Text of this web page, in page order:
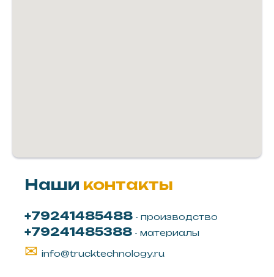
Наши контакты
+79241485488 - производство
+79241485388 - материалы
✉ info@trucktechnology.ru